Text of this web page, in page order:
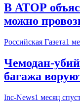
В АТОР
можно
Российская Газета1
Чемодан-
багажа
Inc-News1 месяц